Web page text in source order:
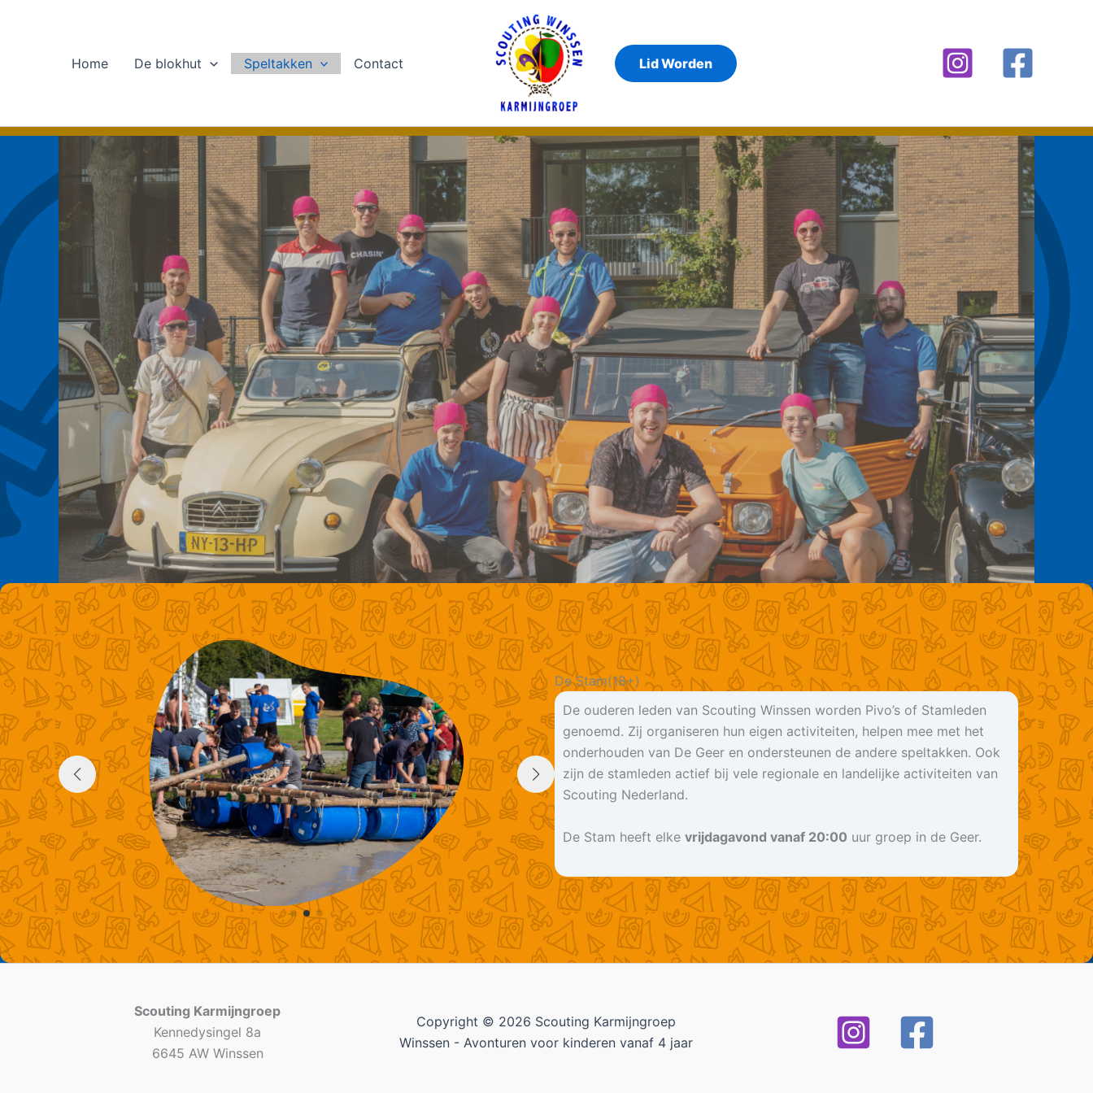
Home De blokhut Speltakken Contact Lid Worden
De Stam(18+)
De ouderen leden van Scouting Winssen worden Pivo’s of Stamleden
genoemd. Zij organiseren hun eigen activiteiten, helpen mee met het
onderhouden van De Geer en ondersteunen de andere speltakken. Ook
zijn de stamleden actief bij vele regionale en landelijke activiteiten van
Scouting Nederland.
De Stam heeft elke vrijdagavond vanaf 20:00 uur groep in de Geer.
Scouting Karmijngroep
Kennedysingel 8a
6645 AW Winssen
Copyright © 2026 Scouting Karmijngroep
Winssen - Avonturen voor kinderen vanaf 4 jaar